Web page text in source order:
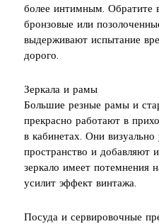
более интимным. Обратите
бронзовые или
выдерживают испытание
дорого.
Зеркала и рамы
Большие резные рамы и
прекрасно работают в
в кабинетах. Они визуально
пространство и добавляют
зеркало имеет потемнения
усилит эффект винтажа.
Посуда и сервировочные